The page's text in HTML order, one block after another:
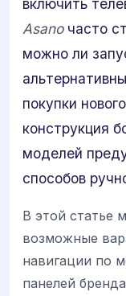
включить
Asanoчасто
можно ли
покупки
конструкция
моделей
способов
В этой статье
возможные
навигации по
панелей бренда